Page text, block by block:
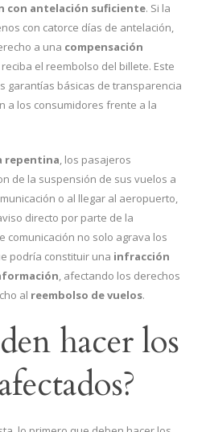
con antelación suficiente. Si la
con catorce días de antelación,
a una compensación
el reembolso del billete. Este
garantías básicas de transparencia
a los consumidores frente a la
repentina, los pasajeros
de la suspensión de sus vuelos a
o al llegar al aeropuerto,
directo por parte de la
comunicación no solo agrava los
podría constituir una infracción
, afectando los derechos
al reembolso de vuelos.
hacer los